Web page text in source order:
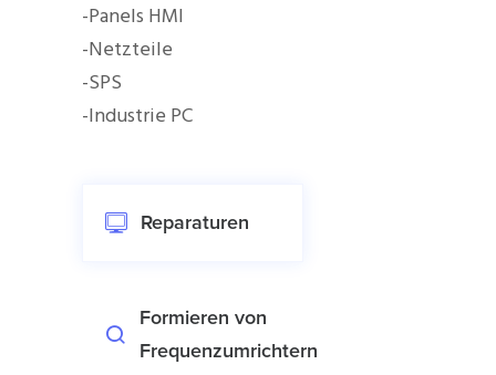
-Panels HMI
-Netzteile
-SPS
-Industrie PC
Reparaturen
Formieren von
Frequenzumrichtern